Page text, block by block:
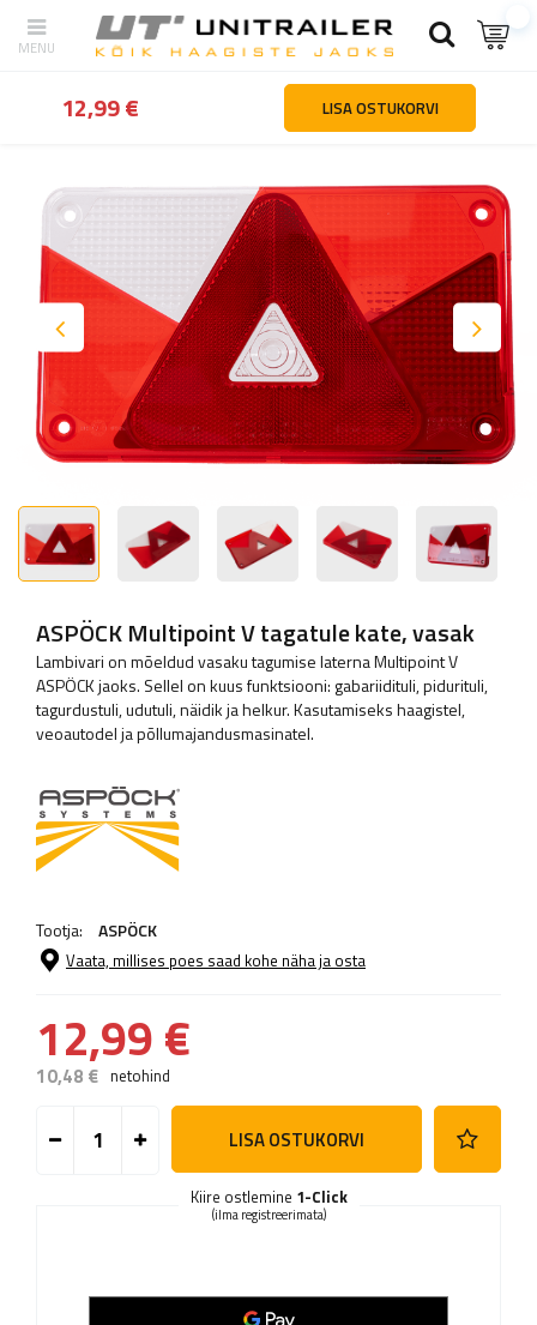
tagasi Kodu Tagatuled ASPÖCK
ASPÖCK Multipoint V tagatule kate, vasak
Lambivari on mõeldud vasaku tagumise laterna Multipoint V
ASPÖCK jaoks. Sellel on kuus funktsiooni: gabariidituli, pidurituli,
tagurdustuli, udutuli, näidik ja helkur. Kasutamiseks haagistel,
veoautodel ja põllumajandusmasinatel.
Tootja: ASPÖCK
Vaata, millises poes saad kohe näha ja osta
12,99 €
10,48 € netohind
LISA OSTUKORVI
Kiire ostlemine 1-Click
(ilma registreerimata)
12,99 € LISA OSTUKORVI